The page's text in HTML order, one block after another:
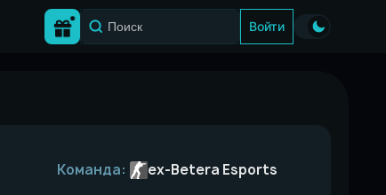
Войти
Команда:
ex-Betera Esports